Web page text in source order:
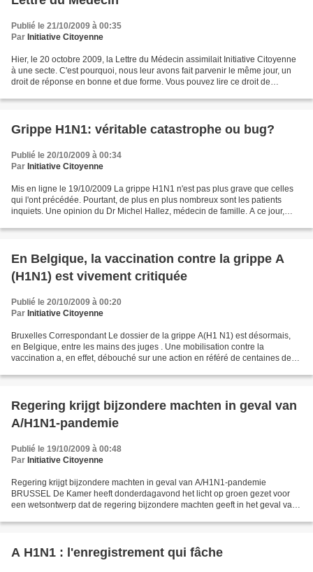
Publié le 21/10/2009 à 00:35
Par Initiative Citoyenne
Hier, le 20 octobre 2009, la Lettre du Médecin assimilait Initiative Citoyenne
à une secte. C'est pourquoi, nous leur avons fait parvenir le même jour, un
droit de réponse en bonne et due forme. Vous pouvez lire ce droit de
Grippe H1N1: véritable catastrophe ou bug?
Publié le 20/10/2009 à 00:34
Par Initiative Citoyenne
Mis en ligne le 19/10/2009 La grippe H1N1 n'est pas plus grave que celles
qui l'ont précédée. Pourtant, de plus en plus nombreux sont les patients
inquiets. Une opinion du Dr Michel Hallez, médecin de famille. A ce jour,
En Belgique, la vaccination contre la grippe A
(H1N1) est vivement critiquée
Publié le 20/10/2009 à 00:20
Par Initiative Citoyenne
Bruxelles Correspondant Le dossier de la grippe A(H1 N1) est désormais,
en Belgique, entre les mains des juges . Une mobilisation contre la
vaccination a, en effet, débouché sur une action en référé de centaines de
Regering krijgt bijzondere machten in geval van
A/H1N1-pandemie
Publié le 19/10/2009 à 00:48
Par Initiative Citoyenne
Regering krijgt bijzondere machten in geval van A/H1N1-pandemie
BRUSSEL De Kamer heeft donderdagavond het licht op groen gezet voor
een wetsontwerp dat de regering bijzondere machten geeft in het geval van
A H1N1 : l'enregistrement qui fâche